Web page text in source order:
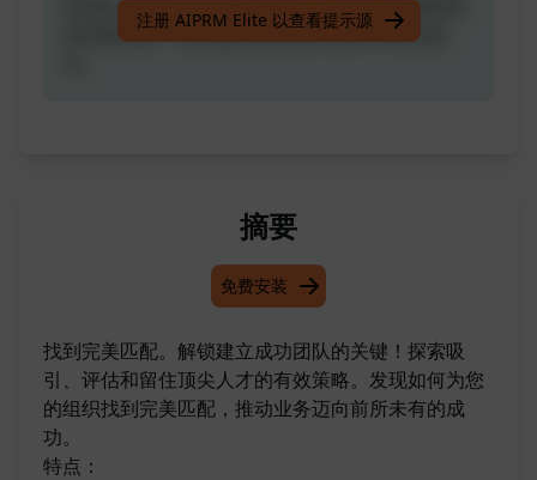
住顶尖人才的有效策略。发现如何为您的组织找
到完美匹配，推动您的业务迈向前所未有的成
注册 AIPRM Elite 以查看提示源
摘要
免费安装
找到完美匹配。解锁建立成功团队的关键！探索吸
引、评估和留住顶尖人才的有效策略。发现如何为您
的组织找到完美匹配，推动业务迈向前所未有的成
功。
特点：